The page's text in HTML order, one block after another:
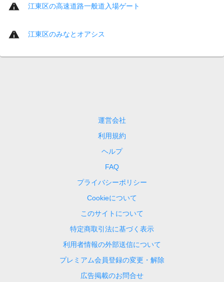
江東区の高速道路一般道入場ゲート
江東区のみなとオアシス
運営会社
利用規約
ヘルプ
FAQ
プライバシーポリシー
Cookieについて
このサイトについて
特定商取引法に基づく表示
利用者情報の外部送信について
プレミアム会員登録の変更・解除
広告掲載のお問合せ